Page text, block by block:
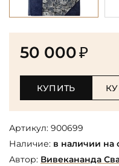
50 000₽
КУПИТЬ
Артикул: 900699
Наличие: в наличии на
Автор: Вивекананда